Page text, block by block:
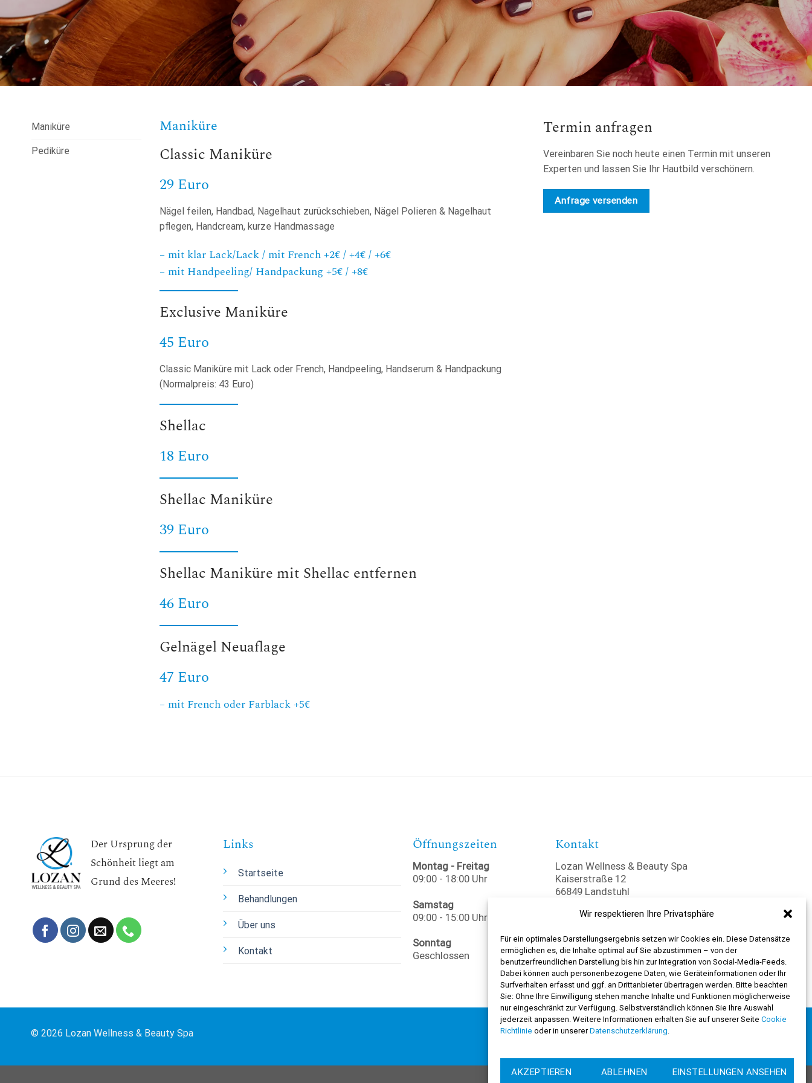
Wir respektieren Ihre Privatsphäre
Für ein optimales Darstellungsergebnis setzen wir Cookies ein. Diese Datensätze
ermöglichen es, die Inhalte optimal auf Sie abzustimmen – von der
benutzerfreundlichen Darstellung bis hin zur Integration von Social-Media-Feeds.
Dabei können auch personenbezogene Daten, wie Geräteinformationen oder Ihr
Surfverhalten erfasst und ggf. an Drittanbieter übertragen werden. Bitte beachten
Sie: Ohne Ihre Einwilligung stehen manche Inhalte und Funktionen möglicherweise
nur eingeschränkt zur Verfügung. Selbstverständlich können Sie Ihre Auswahl
jederzeit anpassen. Weitere Informationen erhalten Sie auf unserer Seite Cookie
Richtlinie oder in unsererDatenschutzerklärung
AKZEPTIEREN ABLEHNEN EINSTELLUNGEN ANSEHEN
Maniküre
Pediküre
Maniküre
Classic Maniküre
29 Euro
Nägel feilen, Handbad, Nagelhaut zurückschieben, Nägel Polieren & Nagelhaut
pflegen, Handcream, kurze Handmassage
– mit klar Lack/Lack / mit French +2€ / +4€ / +6€
– mit Handpeeling/ Handpackung +5€ / +8€
Exclusive Maniküre
45 Euro
Classic Maniküre mit Lack oder French, Handpeeling, Handserum & Handpackung
(Normalpreis: 43 Euro)
Shellac
18 Euro
Shellac Maniküre
39 Euro
Shellac Maniküre mit Shellac entfernen
46 Euro
Gelnägel Neuaflage
47 Euro
– mit French oder Farblack +5€
Termin anfragen
Vereinbaren Sie noch heute einen Termin mit unseren
Experten und lassen Sie Ihr Hautbild verschönern.
Anfrage versenden
Der Ursprung der
Schönheit liegt am
Grund des Meeres!
Links
Startseite
Behandlungen
Über uns
Kontakt
Öffnungszeiten
Montag - Freitag
09:00 - 18:00 Uhr
Samstag
09:00 - 15:00 Uhr
Sonntag
Geschlossen
Kontakt
Lozan Wellness & Beauty Spa
Kaiserstraße 12
66849 Landstuhl
+49 6371 40 44 74
Sofern nicht anders angegeben verstehen sich alle Preise inkl.
19% gesetzl. MwSt. und zzgl. Versandkosten.
© 2026 Lozan Wellness & Beauty Spa DATENSCHUTZ